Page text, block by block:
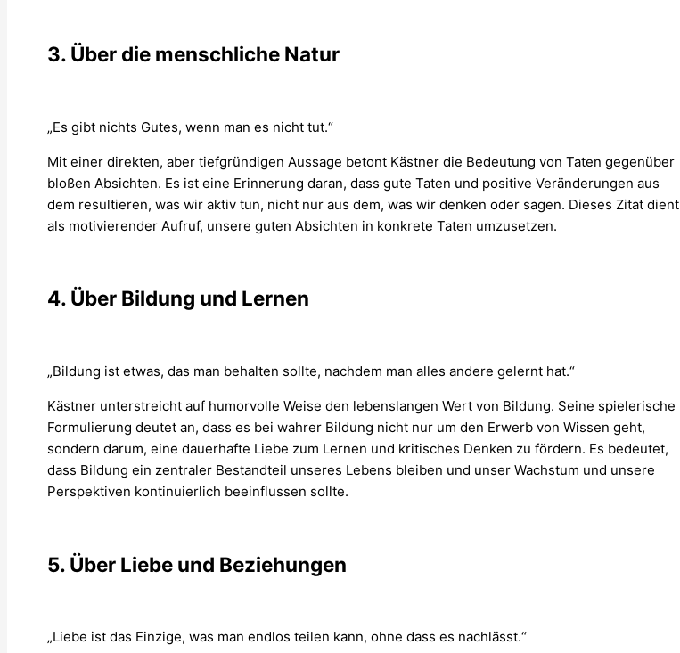
3. Über die menschliche Natur
„Es gibt nichts Gutes, wenn man es nicht tut.“
Mit einer direkten, aber tiefgründigen Aussage betont Kästner die Bedeutung von Taten gegenüber
bloßen Absichten. Es ist eine Erinnerung daran, dass gute Taten und positive Veränderungen aus
dem resultieren, was wir aktiv tun, nicht nur aus dem, was wir denken oder sagen. Dieses Zitat dient
als motivierender Aufruf, unsere guten Absichten in konkrete Taten umzusetzen.
4. Über Bildung und Lernen
„Bildung ist etwas, das man behalten sollte, nachdem man alles andere gelernt hat.“
Kästner unterstreicht auf humorvolle Weise den lebenslangen Wert von Bildung. Seine spielerische
Formulierung deutet an, dass es bei wahrer Bildung nicht nur um den Erwerb von Wissen geht,
sondern darum, eine dauerhafte Liebe zum Lernen und kritisches Denken zu fördern. Es bedeutet,
dass Bildung ein zentraler Bestandteil unseres Lebens bleiben und unser Wachstum und unsere
Perspektiven kontinuierlich beeinflussen sollte.
5. Über Liebe und Beziehungen
„Liebe ist das Einzige, was man endlos teilen kann, ohne dass es nachlässt.“